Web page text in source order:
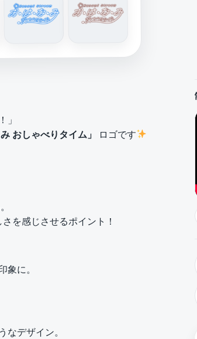
」
おしゃべりタイム」
ロゴです
を感じさせるポイント！
に。
デザイン。